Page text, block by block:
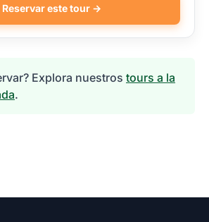
Reservar este tour →
Explora nuestros tours a la
.